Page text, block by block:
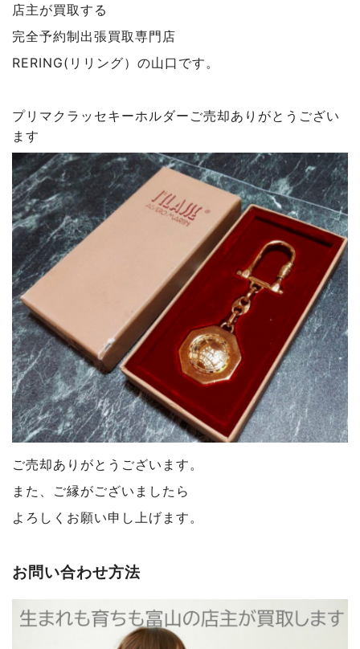
店主が買取する
完全予約制出張買取専門店
RERING(リリング）の山口です。
プリマクラッセキーホルダーご売却ありがとうござい
ます
ご売却ありがとうございます。
また、ご縁がございましたら
よろしくお願い申し上げます。
お問い合わせ方法